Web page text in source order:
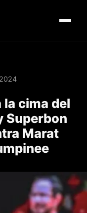
la cima del
Superbon
Marat